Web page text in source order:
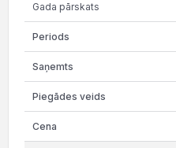
Gada pārskats